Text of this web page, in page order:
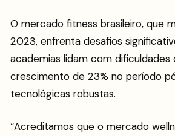
O mercado fitness brasileiro, que
2023, enfrenta desafios
academias lidam com
crescimento de 23% no período
tecnológicas robustas.
“Acreditamos que o mercado